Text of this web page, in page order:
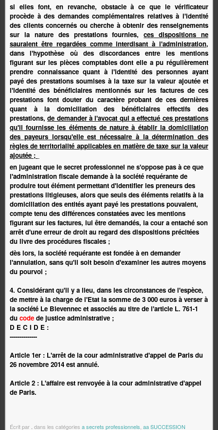
si elles font, en revanche, obstacle à ce que le vérificateur
procède à des demandes complémentaires relatives à l'identité
des clients concernés ou cherche à obtenir des renseignements
sur la nature des prestations fournies,ces dispositions ne
sauraient être regardées comme interdisant à l'administration,
dans l'hypothèse où des discordances entre les mentions
figurant sur les pièces comptables dont elle a pu régulièrement
prendre connaissance quant à l'identité des personnes ayant
payé des prestations soumises à la taxe sur la valeur ajoutée et
l'identité des bénéficiaires mentionnés sur les factures de ces
prestations font douter du caractère probant de ces dernières
quant à la domiciliation des bénéficiaires effectifs des
prestations,de demander à l'avocat qui a effectué ces prestations
qu'il fournisse les éléments de nature à établir la domiciliation
des payeurs lorsqu'elle est nécessaire à la détermination des
règles de territorialité applicables en matière de taxe sur la valeur
ajoutée ;
en jugeant que le secret professionnel ne s'oppose pas à ce que
l'administration fiscale demande à la société requérante de
produire tout élément permettant d'identifier les preneurs des
prestations litigieuses, alors que seuls des éléments relatifs à la
domiciliation des entités ayant payé les prestations pouvaient,
compte tenu des différences constatées avec les mentions
figurant sur les factures, lui être demandés, la cour a entaché son
arrêt d'une erreur de droit au regard des dispositions précitées
du livre des procédures fiscales ;
dès lors, la société requérante est fondée à en demander
l'annulation, sans qu'il soit besoin d'examiner les autres moyens
du pourvoi ;
4. Considérant qu'il y a lieu, dans les circonstances de l'espèce,
de mettre à la charge de l'Etat la somme de 3 000 euros à verser à
la société Le Blevennec et associés au titre de l'article L. 761-1
du code de justice administrative ;
D E C I D E :
--------------
Article 1er : L'arrêt de la cour administrative d'appel de Paris du
26 novembre 2014 est annulé.
Article 2 : L'affaire est renvoyée à la cour administrative d'appel
de Paris.
Écrit par dans les catégories a secrets professionnels aa SUCCESSION